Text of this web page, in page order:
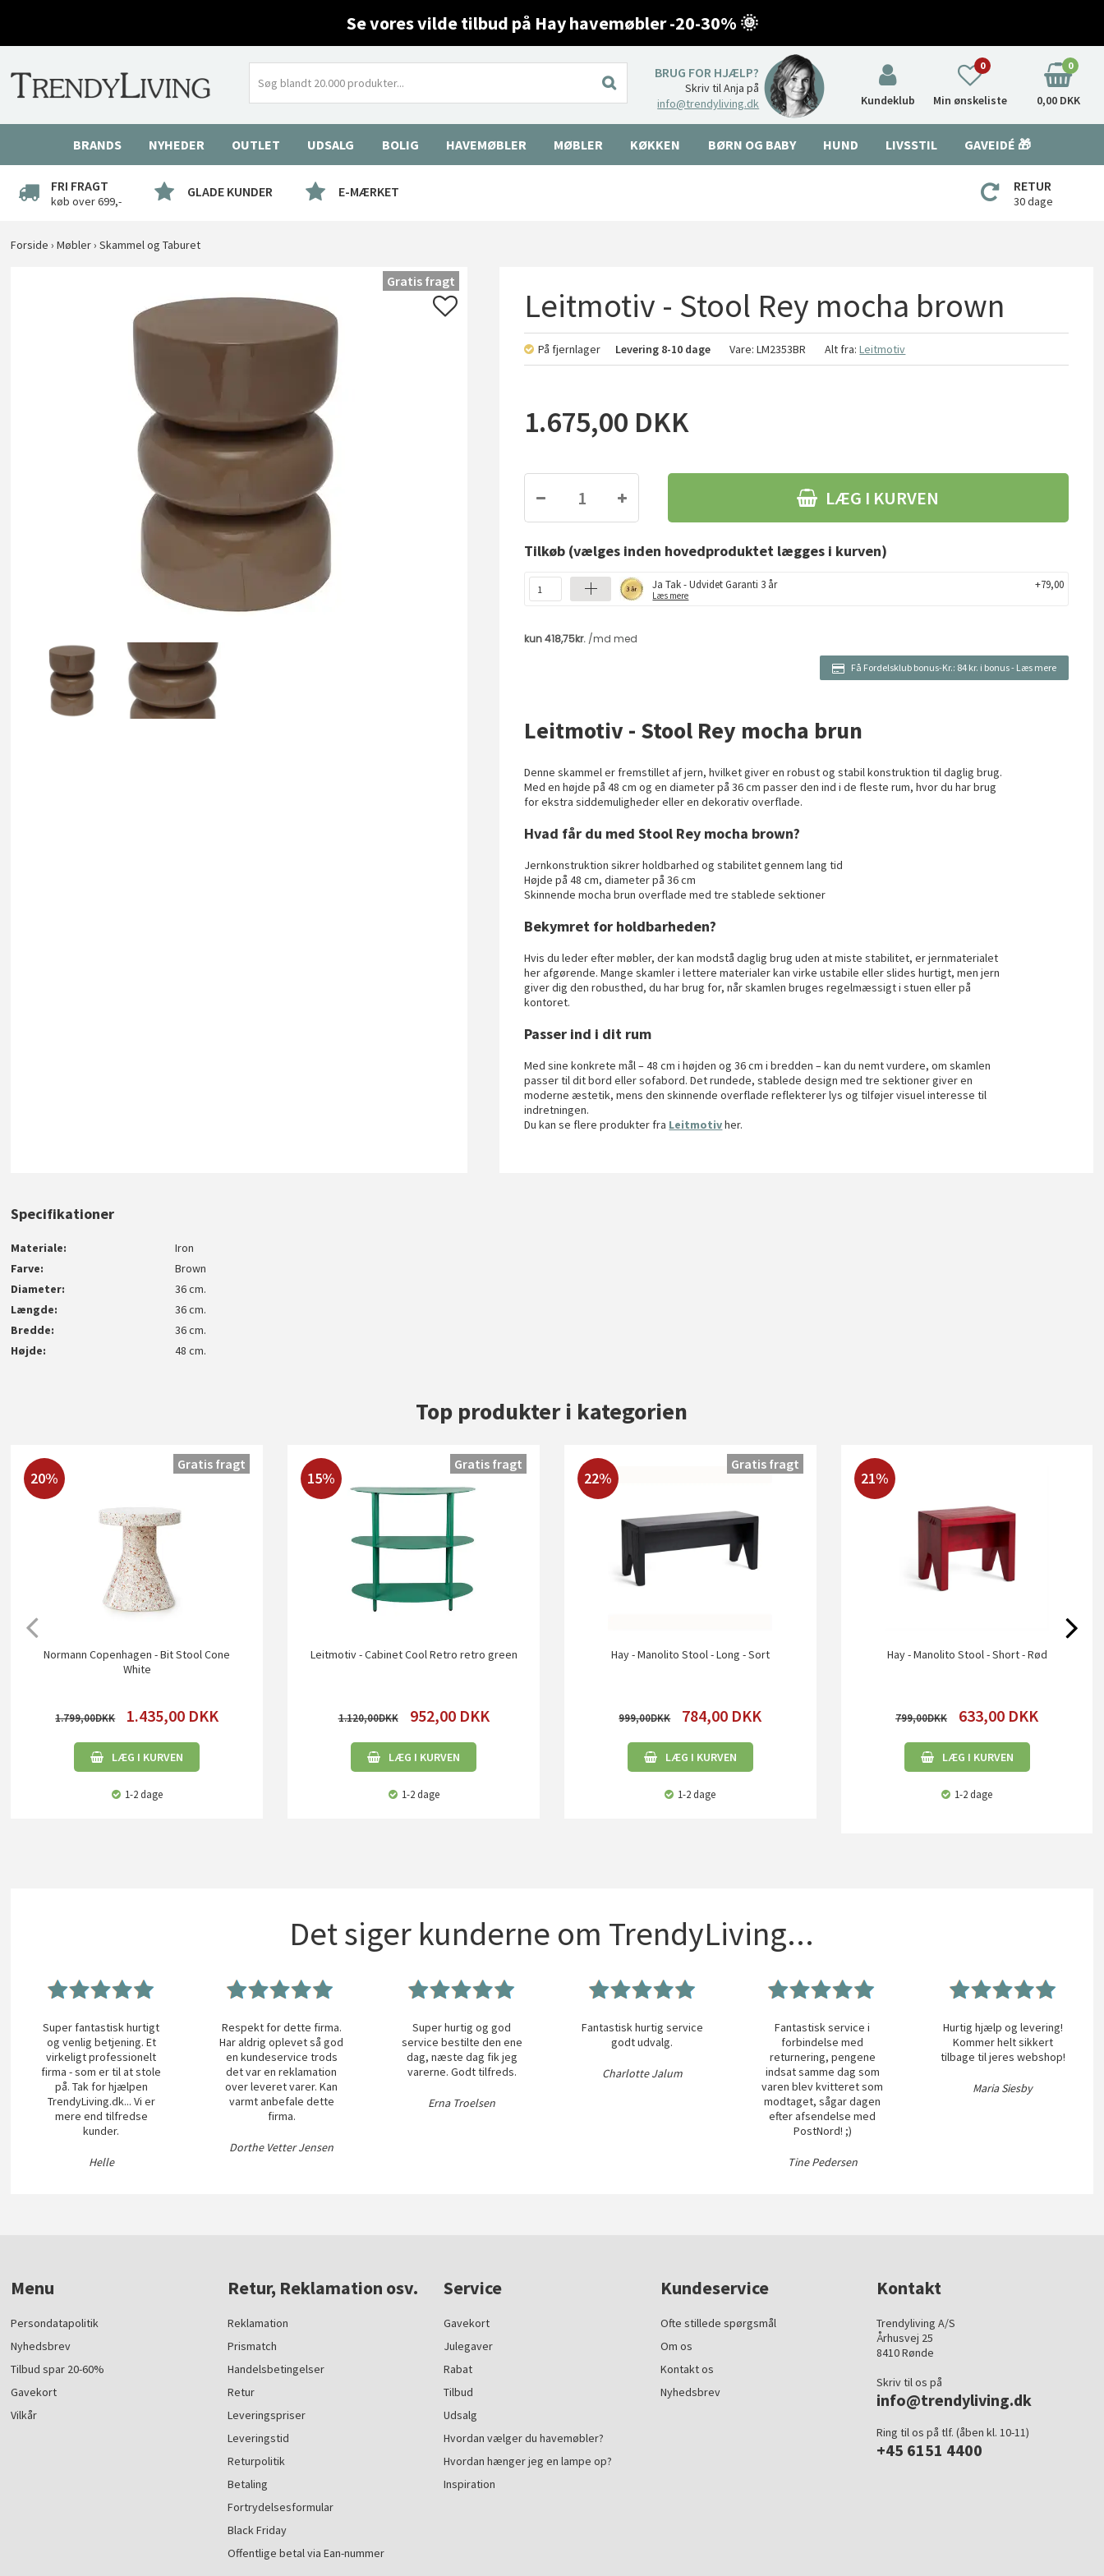
Se vores vilde tilbud på Hay havemøbler -20-30% 🌞
BRUG FOR HJÆLP?
Skriv til Anja på
info@trendyliving.dk
Kundeklub Min ønskeliste
0 0
0,00 DKK
BRANDS NYHEDER OUTLET UDSALG BOLIG HAVEMØBLER MØBLER KØKKEN BØRN OG BABY HUND LIVSSTIL GAVEIDÉ 🎁
FRI FRAGT
køb over 699,-
GLADE KUNDER E-MÆRKET RETUR
30 dage
Forside ›Møbler›Skammel og Taburet
Gratis fragt
Leitmotiv - Stool Rey mocha brown
På fjernlager Levering 8-10 dage Vare:LM2353BR Alt fra:Leitmotiv
1.675,00 DKK
LÆG I KURVEN
Tilkøb (vælges inden hovedproduktet lægges i kurven)
Ja Tak - Udvidet Garanti 3 år
Læs mere
+79,00
Få Fordelsklub bonus-Kr.: 84 kr. i bonus- Læs mere
Leitmotiv - Stool Rey mocha brun
Denne skammel er fremstillet af jern, hvilket giver en robust og stabil konstruktion til daglig brug.
Med en højde på 48 cm og en diameter på 36 cm passer den ind i de fleste rum, hvor du har brug
for ekstra siddemuligheder eller en dekorativ overflade.
Hvad får du med Stool Rey mocha brown?
Jernkonstruktion sikrer holdbarhed og stabilitet gennem lang tid
Højde på 48 cm, diameter på 36 cm
Skinnende mocha brun overflade med tre stablede sektioner
Bekymret for holdbarheden?
Hvis du leder efter møbler, der kan modstå daglig brug uden at miste stabilitet, er jernmaterialet
her afgørende. Mange skamler i lettere materialer kan virke ustabile eller slides hurtigt, men jern
giver dig den robusthed, du har brug for, når skamlen bruges regelmæssigt i stuen eller på
kontoret.
Passer ind i dit rum
Med sine konkrete mål – 48 cm i højden og 36 cm i bredden – kan du nemt vurdere, om skamlen
passer til dit bord eller sofabord. Det rundede, stablede design med tre sektioner giver en
moderne æstetik, mens den skinnende overflade reflekterer lys og tilføjer visuel interesse til
indretningen.
Du kan se flere produkter fra Leitmotivher.
Specifikationer
Materiale
Iron
Farve
Brown
Diameter
36 cm.
Længde
36 cm.
Bredde
36 cm.
Højde
48 cm.
Top produkter i kategorien
20%
Normann Copenhagen - Bit Stool Cone
White
1.799,00 1.435,00 DKK
LÆG I KURVEN
1-2 dage
Gratis fragt
15%
Leitmotiv - Cabinet Cool Retro retro green
1.120,00 952,00 DKK
LÆG I KURVEN
1-2 dage
Gratis fragt
22%
Hay - Manolito Stool - Long - Sort
999,00 784,00 DKK
LÆG I KURVEN
1-2 dage
Gratis fragt
21%
Hay - Manolito Stool - Short - Rød
799,00 633,00 DKK
LÆG I KURVEN
1-2 dage
Det siger kunderne om TrendyLiving...
Super fantastisk hurtigt
og venlig betjening. Et
virkeligt professionelt
firma - som er til at stole
på. Tak for hjælpen
TrendyLiving.dk... Vi er
mere end tilfredse
kunder.
Helle
Respekt for dette firma.
Har aldrig oplevet så god
en kundeservice trods
det var en reklamation
over leveret varer. Kan
varmt anbefale dette
firma.
Dorthe Vetter Jensen
Super hurtig og god
service bestilte den ene
dag, næste dag fik jeg
varerne. Godt tilfreds.
Erna Troelsen
Fantastisk hurtig service
godt udvalg.
Charlotte Jalum
Fantastisk service i
forbindelse med
returnering, pengene
indsat samme dag som
varen blev kvitteret som
modtaget, sågar dagen
efter afsendelse med
PostNord! ;)
Tine Pedersen
Hurtig hjælp og levering!
Kommer helt sikkert
tilbage til jeres webshop!
Maria Siesby
Menu
Persondatapolitik
Nyhedsbrev
Tilbud spar 20-60%
Gavekort
Vilkår
Retur, Reklamation osv.
Reklamation
Prismatch
Handelsbetingelser
Retur
Leveringspriser
Leveringstid
Returpolitik
Betaling
Fortrydelsesformular
Black Friday
Offentlige betal via Ean-nummer
Service
Gavekort
Julegaver
Rabat
Tilbud
Udsalg
Hvordan vælger du havemøbler?
Hvordan hænger jeg en lampe op?
Inspiration
Kundeservice
Ofte stillede spørgsmål
Om os
Kontakt os
Nyhedsbrev
Kontakt
Trendyliving A/S
Århusvej 25
8410 Rønde
Skriv til os på
info@trendyliving.dk
Ring til os på tlf. (åben kl. 10-11)
+45 6151 4400